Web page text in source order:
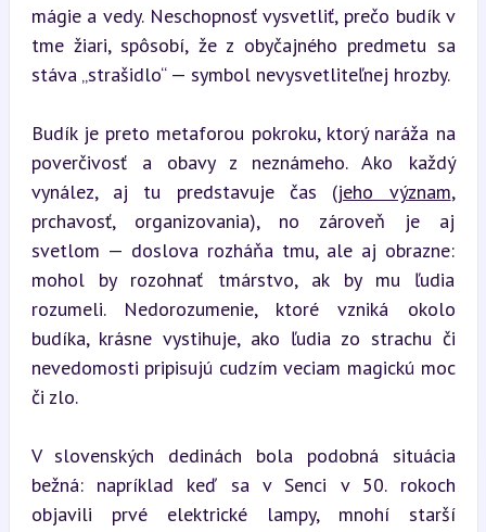
mágie a vedy. Neschopnosť vysvetliť, prečo budík v
tme žiari, spôsobí, že z obyčajného predmetu sa
stáva „strašidlo“ — symbol nevysvetliteľnej hrozby.
Budík je preto metaforou pokroku, ktorý naráža na
poverčivosť a obavy z neznámeho. Ako každý
vynález, aj tu predstavuje čas (jeho význam,
prchavosť, organizovania), no zároveň je aj
svetlom — doslova rozháňa tmu, ale aj obrazne:
mohol by rozohnať tmárstvo, ak by mu ľudia
rozumeli. Nedorozumenie, ktoré vzniká okolo
budíka, krásne vystihuje, ako ľudia zo strachu či
nevedomosti pripisujú cudzím veciam magickú moc
či zlo.
V slovenských dedinách bola podobná situácia
bežná: napríklad keď sa v Senci v 50. rokoch
objavili prvé elektrické lampy, mnohí starší